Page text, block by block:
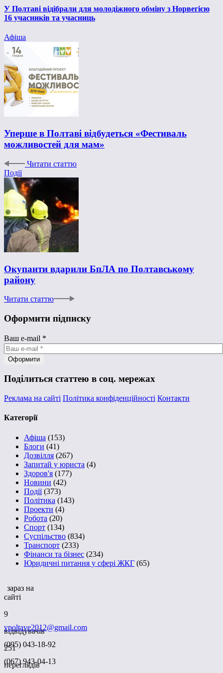
У Полтаві відібрали для молодіжного обміну з Норвегією
16 учасників та учасниць
Афіша
Уперше в Полтаві відбудеться «Фестиваль
можливостей для мам»
Читати статтю
Події
Окупанти вдарили БпЛА по Полтавському
району
Читати статтю
Оформити підписку
Ваш e-mail *
Поділиться статтею в соц. мережах
Реклама на сайті Політика конфіденційності Контакти
Категорії
Афіша (153)
Блоги (41)
Дозвілля (267)
Запитай у юриста (4)
Здоров'я (177)
Новини (42)
Події(373)
Політика (143)
Проекти (4)
Робота (20)
Спорт (134)
Суспільство (834)
Транспорт (233)
Фінанси та бізнес (234)
Юридичні питання у сфері ЖКГ (65)
зараз на
сайті
9
відвідувачів
251
переглядів
vpoltave2012@gmail.com
(095) 043-18-92
(067) 943-04-13